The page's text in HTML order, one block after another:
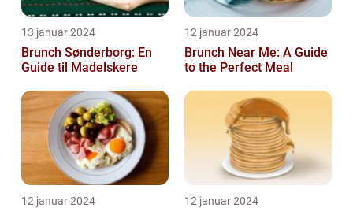
13 januar 2024
Brunch Sønderborg: En
Guide til Madelskere
12 januar 2024
Brunch Near Me: A Guide
to the Perfect Meal
12 januar 2024 12 januar 2024